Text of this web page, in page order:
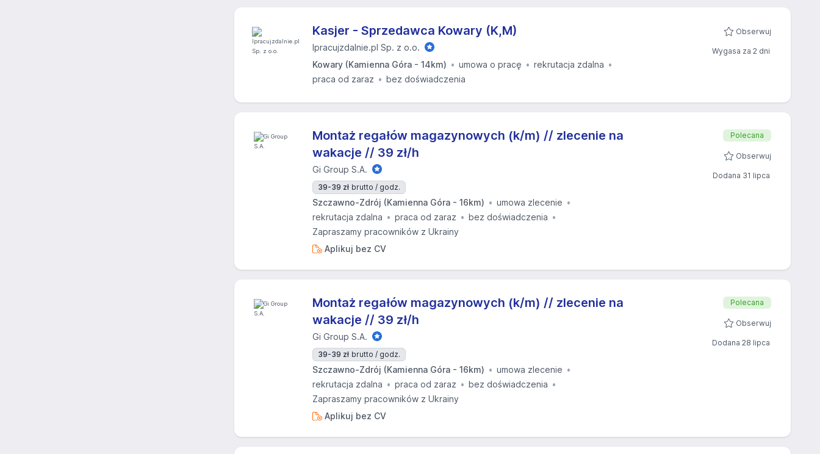
Kasjer - Sprzedawca Kowary (K,M)
Ipracujzdalnie.pl Sp. z o.o.
Kowary (Kamienna Góra - 14km)
umowa o pracę
rekrutacja zdalna
praca od zaraz
bez doświadczenia
Obserwuj
Wygasa za 2 dni
Montaż regałów magazynowych (k/m) // zlecenie na
wakacje // 39 zł/h
Gi Group S.A.
39-39 zł brutto / godz.
Szczawno-Zdrój (Kamienna Góra - 16km)
umowa zlecenie
rekrutacja zdalna
praca od zaraz
bez doświadczenia
Zapraszamy pracowników z Ukrainy
Aplikuj bez CV
Polecana
Obserwuj
Dodana 31 lipca
Montaż regałów magazynowych (k/m) // zlecenie na
wakacje // 39 zł/h
Gi Group S.A.
39-39 zł brutto / godz.
Szczawno-Zdrój (Kamienna Góra - 16km)
umowa zlecenie
rekrutacja zdalna
praca od zaraz
bez doświadczenia
Zapraszamy pracowników z Ukrainy
Aplikuj bez CV
Polecana
Obserwuj
Dodana 28 lipca